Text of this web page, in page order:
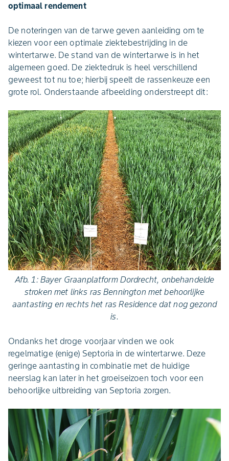
optimaal rendement
De noteringen van de tarwe geven aanleiding om te
kiezen voor een optimale ziektebestrijding in de
wintertarwe. De stand van de wintertarwe is in het
algemeen goed. De ziektedruk is heel verschillend
geweest tot nu toe; hierbij speelt de rassenkeuze een
grote rol. Onderstaande afbeelding onderstreept dit:
Afb. 1: Bayer Graanplatform Dordrecht, onbehandelde
stroken met links ras Bennington met behoorlijke
aantasting en rechts het ras Residence dat nog gezond
is.
Ondanks het droge voorjaar vinden we ook
regelmatige (enige) Septoria in de wintertarwe. Deze
geringe aantasting in combinatie met de huidige
neerslag kan later in het groeiseizoen toch voor een
behoorlijke uitbreiding van Septoria zorgen.